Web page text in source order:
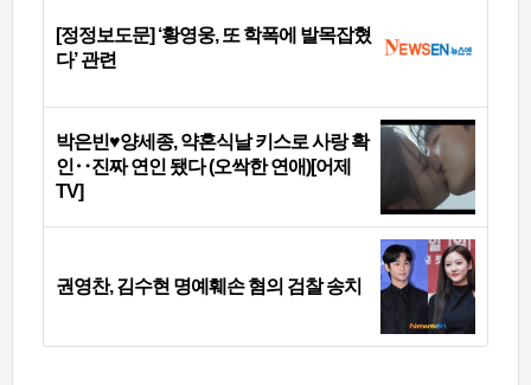
[정정보도문] ‘황영웅, 또 학폭에 발목잡혔
다’ 관련
박은빈♥양세종, 약혼식날 키스로 사랑 확
인‥진짜 연인 됐다 (오싹한 연애)[어제
TV]
권영찬, 김수현 명예훼손 혐의 검찰 송치